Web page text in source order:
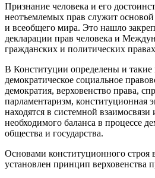
Признание человека и его
неотъемлемых прав служит
и всеобщего мира. Это нашло
декларации прав человека и
гражданских и политических
В Конституции определены и такие
демократическое социальное
демократия, верховенство права,
парламентаризм, конституционная
находятся в системной
необходимого баланса в процессе
общества и государства.
Основами конституционного строя
установлен принцип верховенства